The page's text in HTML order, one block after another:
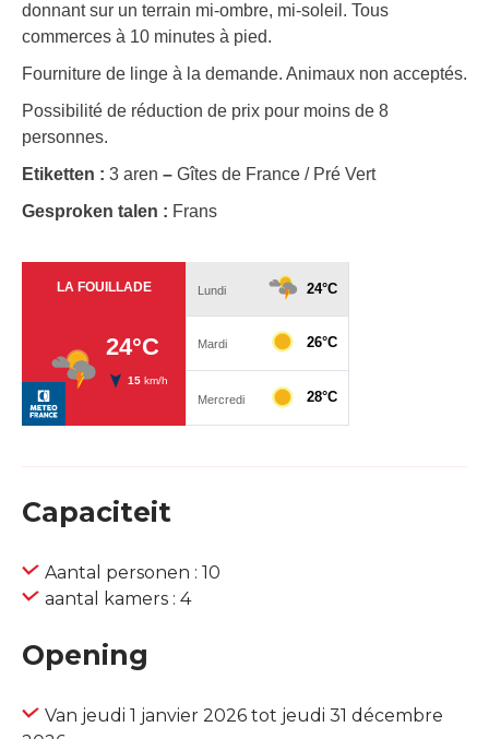
donnant sur un terrain mi-ombre, mi-soleil. Tous
commerces à 10 minutes à pied.
Fourniture de linge à la demande. Animaux non acceptés.
Possibilité de réduction de prix pour moins de 8
personnes.
Etiketten : 3 aren – Gîtes de France / Pré Vert
Gesproken talen : Frans
Capaciteit
Aantal personen : 10
aantal kamers : 4
Opening
Van jeudi 1 janvier 2026 tot jeudi 31 décembre